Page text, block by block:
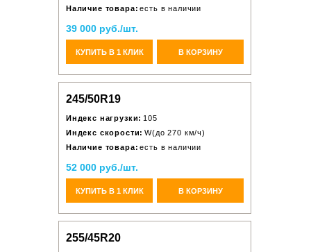
Наличие товара: есть в наличии
39 000 руб./шт.
КУПИТЬ В 1 КЛИК В КОРЗИНУ
245/50R19
Индекс нагрузки: 105
Индекс скорости: W(до 270 км/ч)
Наличие товара: есть в наличии
52 000 руб./шт.
КУПИТЬ В 1 КЛИК В КОРЗИНУ
255/45R20